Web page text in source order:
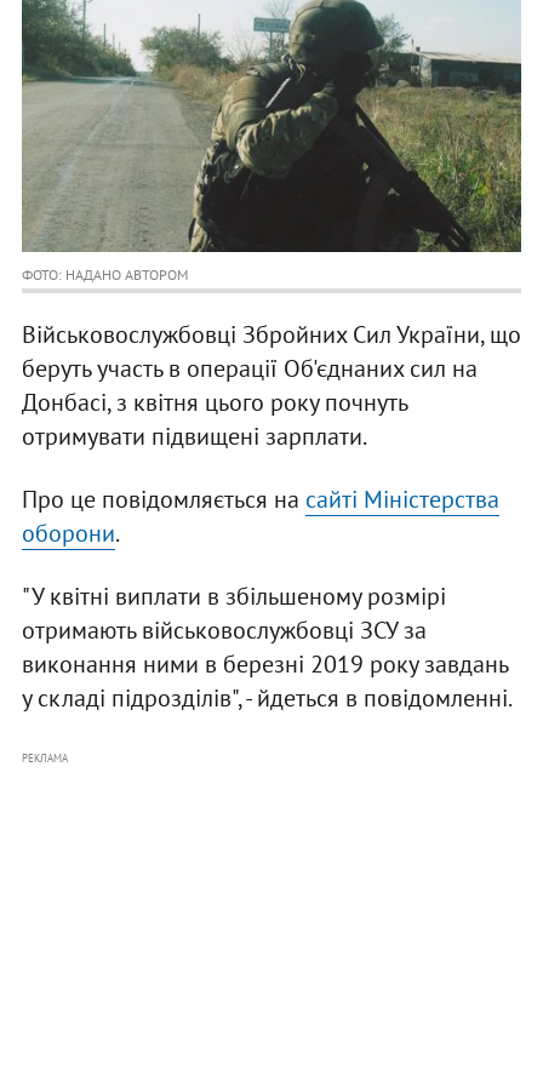
ФОТО: НАДАНО АВТОРОМ
Військовослужбовці Збройних Сил України, що
беруть участь в операції Об'єднаних сил на
Донбасі, з квітня цього року почнуть
отримувати підвищені зарплати.
Про це повідомляється на сайті Міністерства
оборони.
"У квітні виплати в збільшеному розмірі
отримають військовослужбовці ЗСУ за
виконання ними в березні 2019 року завдань
у складі підрозділів", - йдеться в повідомленні.
РЕКЛАМА